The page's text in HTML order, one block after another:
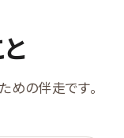
めの伴走です。